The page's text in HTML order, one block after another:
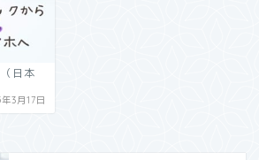
日本
3月17日